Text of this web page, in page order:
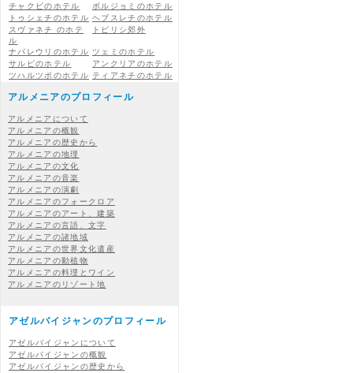
チャクビのホテル
ボルジョミのホテル
トゥシェチのホテル ヘブスレチのホテル
スヴァネチ のホテ
ル
トビリシ郊外
ナパレウリのホテル ツェミのホテル
サルピのホテル
アンクリアのホテル
ツハルツボのホテル ティアネチのホテル
アルメニアのプロフィール
アルメニアについて
アルメニアの概観
アルメニアの歴史から
アルメニアの地理
アルメニアの文化
アルメニアの音楽
アルメニアの演劇
アルメニアのフォークロア
アルメニアのアート、建築
アルメニアの言語、文字
アルメニアの諸地域
アルメニアの世界文化遺産
アルメニアの動植物
アルメニアの料理とワイン
アルメニアのリゾート地
アゼルバイジャンのプロフィール
アゼルバイジャンについて
アゼルバイジャンの概観
アゼルバイジャンの歴史から